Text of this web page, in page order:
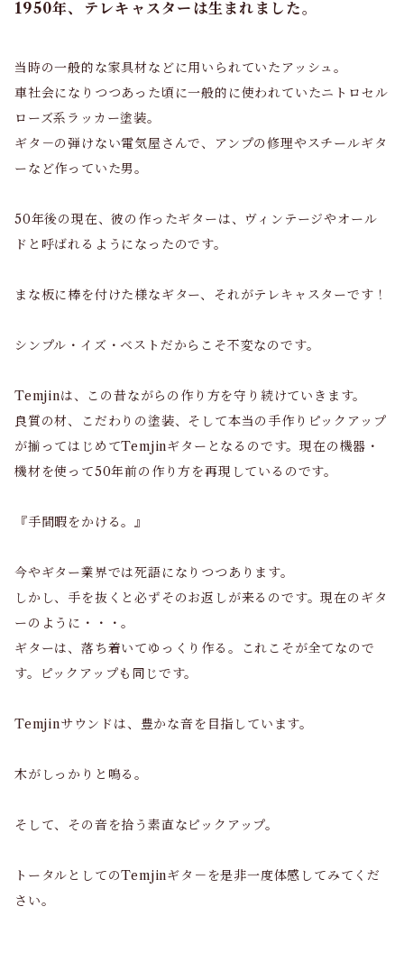
1950年、テレキャスターは生まれました。
当時の一般的な家具材などに用いられていたアッシュ。
車社会になりつつあった頃に一般的に使われていたニトロセル
ローズ系ラッカー塗装。
ギタ－の弾けない電気屋さんで、アンプの修理やスチールギタ
ーなど作っていた男。
50年後の現在、彼の作ったギターは、ヴィンテージやオール
ドと呼ばれるようになったのです。
まな板に棒を付けた様なギター、それがテレキャスターです！
シンプル・イズ・ベストだからこそ不変なのです。
Temjinは、この昔ながらの作り方を守り続けていきます。
良質の材、こだわりの塗装、そして本当の手作りピックアップ
が揃ってはじめてTemjinギターとなるのです。現在の機器・
機材を使って50年前の作り方を再現しているのです。
『手間暇をかける。』
今やギター業界では死語になりつつあります。
しかし、手を抜くと必ずそのお返しが来るのです。現在のギタ
ーのように・・・。
ギターは、落ち着いてゆっくり作る。これこそが全てなので
す。ピックアップも同じです。
Temjinサウンドは、豊かな音を目指しています。
木がしっかりと鳴る。
そして、その音を拾う素直なピックアップ。
トータルとしてのTemjinギタ－を是非一度体感してみてくだ
さい。